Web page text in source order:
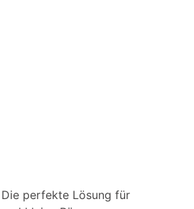
perfekte Lösung für